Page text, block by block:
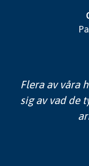
Flera av våra
sig av vad de